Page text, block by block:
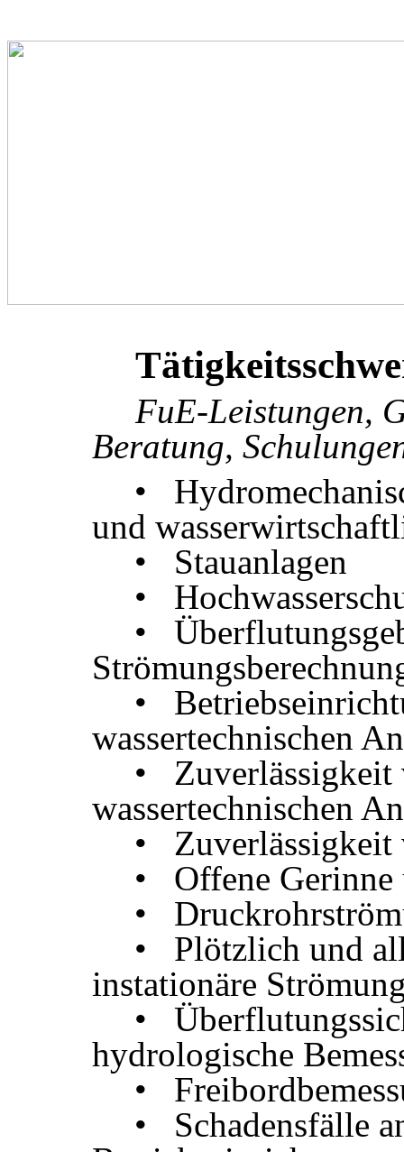
FuE-Leistungen,
Beratung,
•
und
• Stauanlagen
•
•
•
wassertechnischen
• Zuverlässigkeit
wassertechnischen
• Zuverlässigkeit
• Offene Gerinne
•
• Plötzlich und
instationäre
•
hydrologische
•
• Schadensfälle